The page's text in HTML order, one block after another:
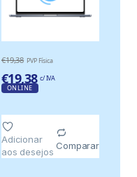
€19,38 PVP Física
€19,38 c/ IVA
ONLINE
Adicionar
aos desejos
Comparar